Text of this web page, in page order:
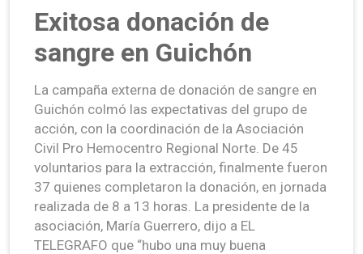
Exitosa donación de
sangre en Guichón
La campaña externa de donación de sangre en
Guichón colmó las expectativas del grupo de
acción, con la coordinación de la Asociación
Civil Pro Hemocentro Regional Norte. De 45
voluntarios para la extracción, finalmente fueron
37 quienes completaron la donación, en jornada
realizada de 8 a 13 horas. La presidente de la
asociación, María Guerrero, dijo a EL
TELEGRAFO que “hubo una muy buena